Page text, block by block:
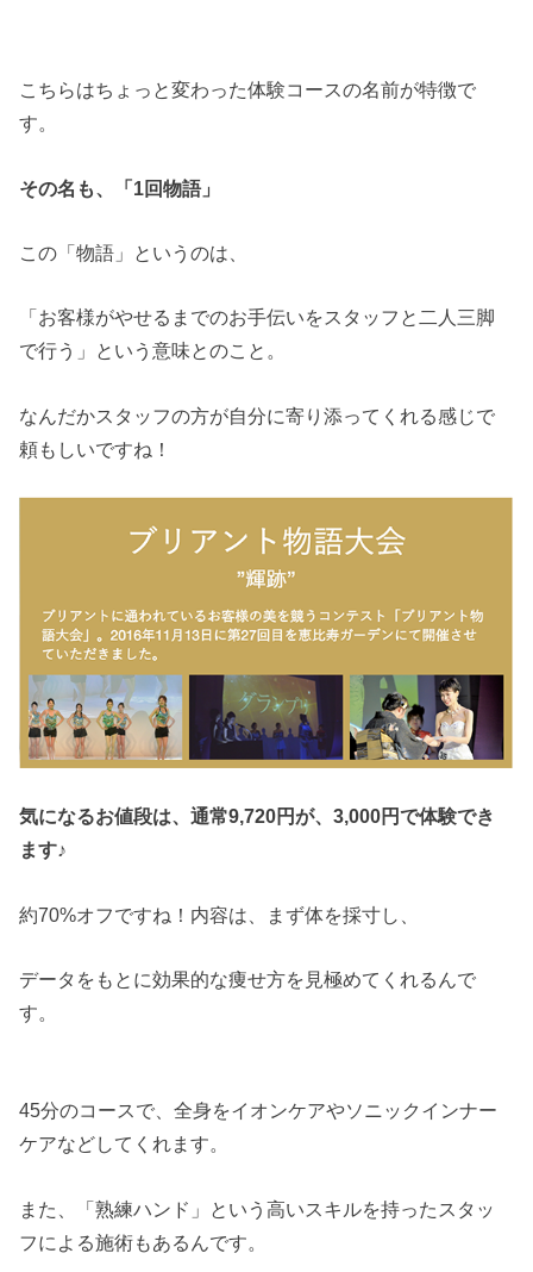
こちらはちょっと変わった体験コースの名前が特徴で
す。
その名も、「1回物語」
この「物語」というのは、
「お客様がやせるまでのお手伝いをスタッフと二人三脚
で行う」という意味とのこと。
なんだかスタッフの方が自分に寄り添ってくれる感じで
頼もしいですね！
気になるお値段は、通常9,720円が、3,000円で体験でき
ます♪
約70%オフですね！内容は、まず体を採寸し、
データをもとに効果的な痩せ方を見極めてくれるんで
す。
45分のコースで、全身をイオンケアやソニックインナー
ケアなどしてくれます。
また、「熟練ハンド」という高いスキルを持ったスタッ
フによる施術もあるんです。